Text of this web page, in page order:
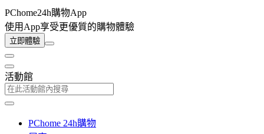
PChome24h購物App
使用App享受更優質的購物體驗
立即體驗
活動館
PChome 24h購物